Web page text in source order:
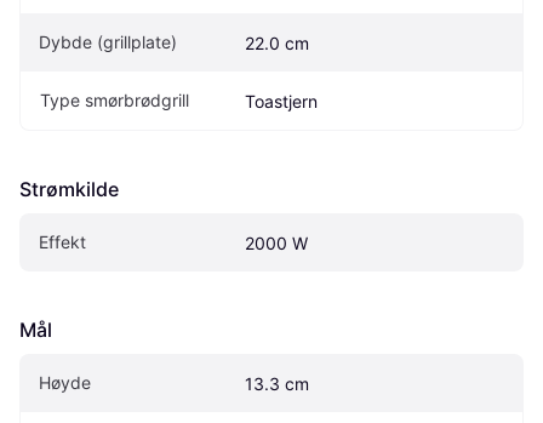
Dybde (grillplate) 22.0 cm
Type smørbrødgrill Toastjern
Strømkilde
Effekt 2000 W
Mål
Høyde 13.3 cm